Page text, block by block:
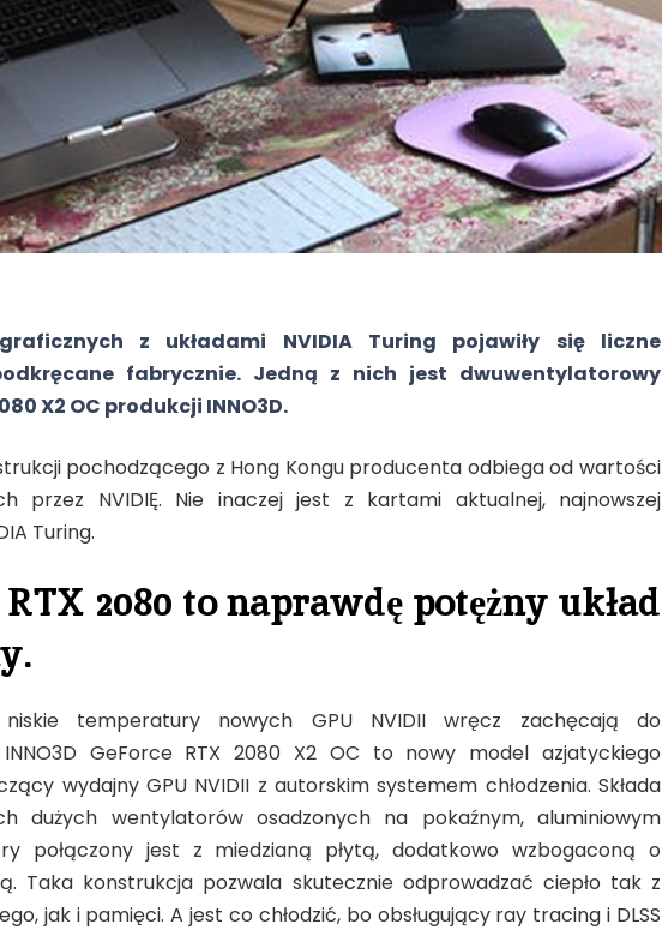
z układami NVIDIA Turing pojawiły się liczne
fabrycznie. Jedną z nich jest dwuwentylatorowy
X2 OC produkcji INNO3D.
pochodzącego z Hong Kongu producenta odbiega od wartości
przez NVIDIĘ. Nie inaczej jest z kartami aktualnej, najnowszej
Turing.
RTX 2080 to naprawdę potężny układ
temperatury nowych GPU NVIDII wręcz zachęcają do
GeForce RTX 2080 X2 OC to nowy model azjatyckiego
wydajny GPU NVIDII z autorskim systemem chłodzenia. Składa
dużych wentylatorów osadzonych na pokaźnym, aluminiowym
połączony jest z miedzianą płytą, dodatkowo wzbogaconą o
Taka konstrukcja pozwala skutecznie odprowadzać ciepło tak z
jak i pamięci. A jest co chłodzić, bo obsługujący ray tracing i DLSS